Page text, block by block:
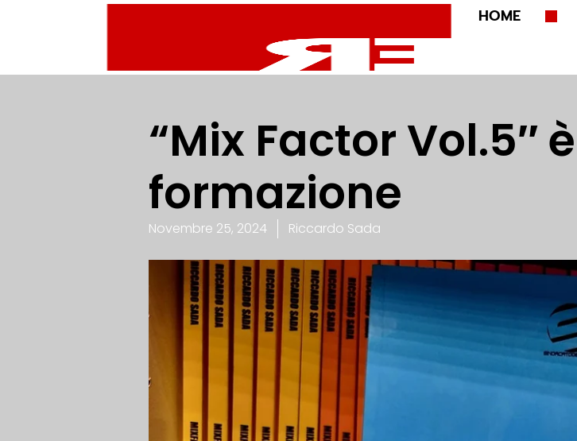
HOME
“Mix Factor Vol.5″
formazione
Novembre 25, 2024 Riccardo Sada